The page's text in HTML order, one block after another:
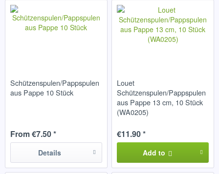
Schützenspulen/Pappspulen
aus Pappe 10 Stück
From €7.50 *
Details
Louet
Schützenspulen/Pappspulen
aus Pappe 13 cm, 10 Stück
(WA0205)
€11.90 *
Add to